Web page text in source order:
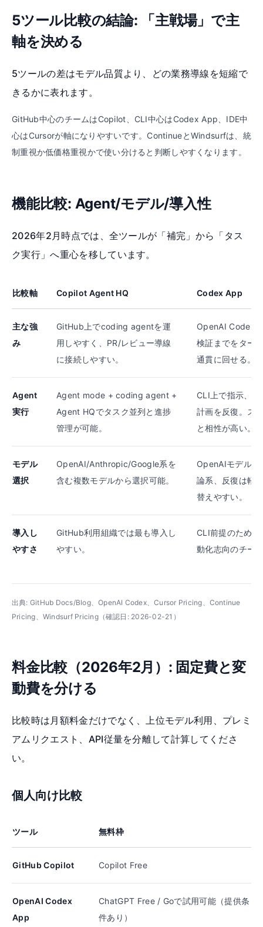
5ツール比較の結論: 「主戦場」で主
軸を決める
5ツールの差はモデル品質より、どの業務導線を短縮で
きるかに表れます。
GitHub中心のチームはCopilot、CLI中心はCodex App、IDE中
心はCursorが軸になりやすいです。ContinueとWindsurfは、統
制重視か低価格重視かで使い分けると判断しやすくなります。
機能比較: Agent/モデル/導入性
2026年2月時点では、全ツールが「補完」から「タス
ク実行」へ重心を移しています。
比較軸 Copilot Agent HQ Codex App
主な強
み
GitHub上でcoding agentを運
用しやすく、PR/レビュー導線
に接続しやすい。
OpenAI Codex
検証までをター
通貫に回せる。
Agent
実行
Agent mode + coding agent +
Agent HQでタスク並列と進捗
管理が可能。
CLI上で指示、
計画を反復。ス
と相性が高い。
モデル
選択
OpenAI/Anthropic/Google系を
含む複数モデルから選択可能。
OpenAIモデル中
論系、反復は軽
替えやすい。
導入し
やすさ
GitHub利用組織では最も導入し
やすい。
CLI前提のため
動化志向のチー
出典: GitHub Docs/Blog、OpenAI Codex、Cursor Pricing、Continue
Pricing、Windsurf Pricing（確認日: 2026-02-21）
料金比較（2026年2月）: 固定費と変
動費を分ける
比較時は月額料金だけでなく、上位モデル利用、プレミ
アムリクエスト、API従量を分離して計算してくださ
い。
個人向け比較
ツール 無料枠
GitHub Copilot Copilot Free
OpenAI Codex
App
ChatGPT Free / Goで試用可能（提供条
件あり）